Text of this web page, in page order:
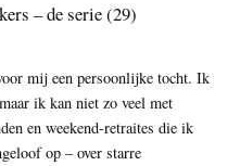
– de serie (29)
mij een persoonlijke tocht. Ik
ik kan niet zo veel met
en weekend-retraites die ik
op – over starre